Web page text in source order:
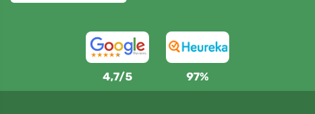
4,7/5 97%